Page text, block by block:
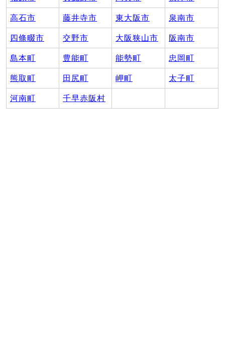
高石市 藤井寺市 東大阪市 泉南市
四條畷市 交野市 大阪狭山市 阪南市
島本町 豊能町 能勢町 忠岡町
熊取町 田尻町 岬町 太子町
河南町 千早赤阪村